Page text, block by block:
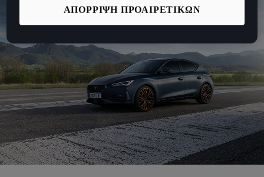
ΑΠΟΡΡΙΨΗ ΠΡΟΑΙΡΕΤΙΚΩΝ